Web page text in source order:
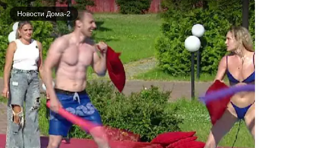
Новости Дома-2